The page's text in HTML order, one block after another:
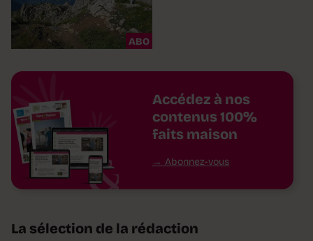
ABO
Accédez à nos
contenus 100%
faits maison
Abonnez-vous
La sélection de la rédaction